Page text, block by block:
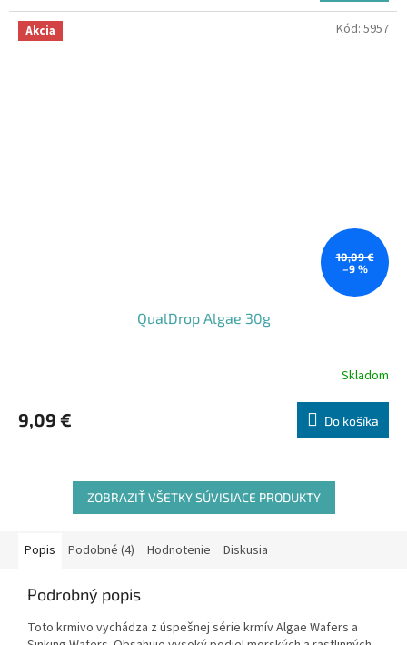
Akcia
10,09 €
–9 %
QualDrop Algae 30g
Skladom
9,09 € Do košíka
Kód: 5957
ZOBRAZIŤ VŠETKY SÚVISIACE PRODUKTY
Popis Podobné (4) Hodnotenie Diskusia
Podrobný popis
Toto krmivo vychádza z úspešnej série krmív Algae Wafers a